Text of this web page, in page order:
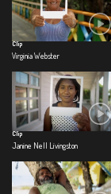
Clip
Virginia Webster
Clip
Janine Nell Livingston